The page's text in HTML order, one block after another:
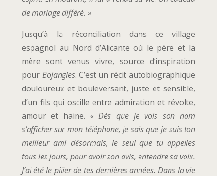
de mariage différé. »
Jusqu’à la réconciliation dans ce village
espagnol au Nord d’Alicante où le père et la
mère sont venus vivre, source d’inspiration
pour Bojangles. C’est un récit autobiographique
douloureux et bouleversant, juste et sensible,
d’un fils qui oscille entre admiration et révolte,
amour et haine. « Dès que je vois son nom
s’afficher sur mon téléphone, je sais que je suis ton
meilleur ami désormais, le seul que tu appelles
tous les jours, pour avoir son avis, entendre sa voix.
J’ai été le pilier de tes dernières années. Dans la vie